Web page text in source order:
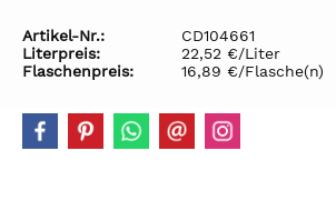
Artikel-Nr.:
CD104661
Literpreis:
22,52 €/Liter
Flaschenpreis:
16,89 €/Flasche(n)